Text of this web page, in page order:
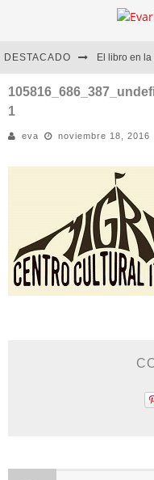
DESTACADO
Marcelo
1
eva noviembre 18, 2016